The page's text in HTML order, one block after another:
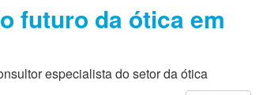
futuro da ótica em
especialista do setor da ótica